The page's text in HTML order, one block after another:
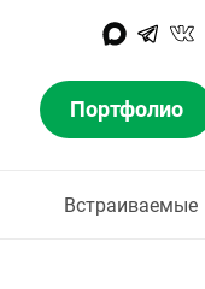
Портфолио
Встраиваемые